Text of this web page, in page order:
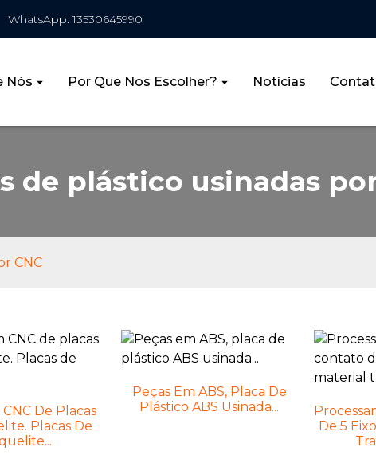
WhatsApp: 13530645990
Nós Por Que Nos Escolher? Notícias
de plástico usinadas
CNC
De Placas
Placas De
Peças Em ABS, Placa De
Plástico ABS Usinada...
De 5